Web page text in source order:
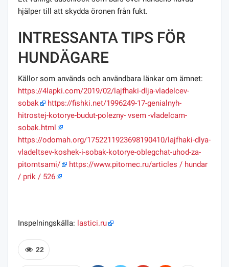
hjälper till att skydda öronen från fukt.
INTRESSANTA TIPS FÖR
HUNDÄGARE
Källor som används och användbara länkar om ämnet:
https://4lapki.com/2019/02/lajfhaki-dlja-vladelcev-
sobak
https://fishki.net/1996249-17-genialnyh-
hitrostej-kotorye-budut-polezny- vsem -vladelcam-
sobak.html
https://odomah.org/1752211923698190410/lajfhaki-dlya-
vladeltsev-koshek-i-sobak-kotorye-oblegchat-uhod-za-
pitomtsami/
https://www.pitomec.ru/articles / hundar
/ prik / 526
Inspelningskälla: lastici.ru
22